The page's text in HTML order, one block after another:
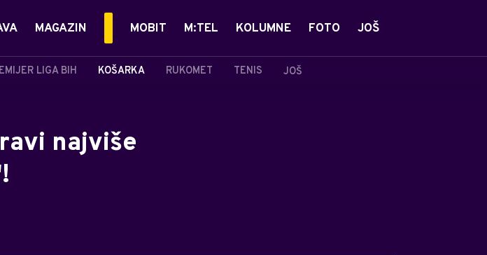
LIGA BIH KOŠARKA RUKOMET TENIS JOŠ
MAGAZIN MOBIT M:TEL KOLUMNE FOTO JOŠ
najviše